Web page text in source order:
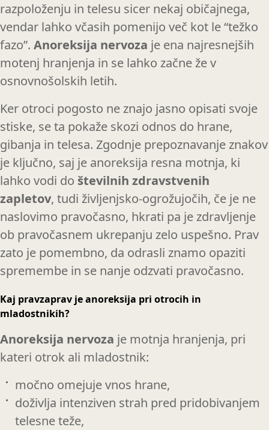
razpoloženju in telesu sicer nekaj običajnega,
vendar lahko včasih pomenijo več kot le “težko
fazo”. Anoreksija nervoza je ena najresnejših
motenj hranjenja in se lahko začne že v
osnovnošolskih letih.
Ker otroci pogosto ne znajo jasno opisati svoje
stiske, se ta pokaže skozi odnos do hrane,
gibanja in telesa. Zgodnje prepoznavanje znakov
je ključno, saj je anoreksija resna motnja, ki
lahko vodi do številnih zdravstvenih
zapletov, tudi življenjsko-ogrožujočih, če je ne
naslovimo pravočasno, hkrati pa je zdravljenje
ob pravočasnem ukrepanju zelo uspešno. Prav
zato je pomembno, da odrasli znamo opaziti
spremembe in se nanje odzvati pravočasno.
Kaj pravzaprav je anoreksija pri otrocih in
mladostnikih?
Anoreksija nervoza je motnja hranjenja, pri
kateri otrok ali mladostnik:
močno omejuje vnos hrane,
doživlja intenziven strah pred pridobivanjem
telesne teže,